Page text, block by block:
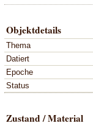
Objektdetails
Thema
Datiert
Epoche
Status
Zustand / Material